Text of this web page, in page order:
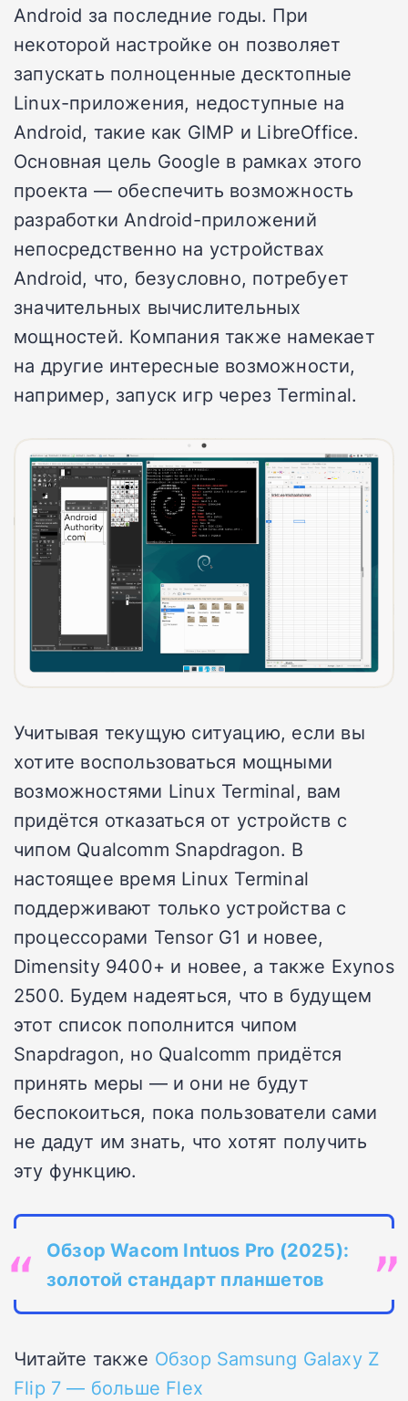
Android за последние годы. При
некоторой настройке он позволяет
запускать полноценные десктопные
Linux-приложения, недоступные на
Android, такие как GIMP и LibreOffice.
Основная цель Google в рамках этого
проекта — обеспечить возможность
разработки Android-приложений
непосредственно на устройствах
Android, что, безусловно, потребует
значительных вычислительных
мощностей. Компания также намекает
на другие интересные возможности,
например, запуск игр через Terminal.
Учитывая текущую ситуацию, если вы
хотите воспользоваться мощными
возможностями Linux Terminal, вам
придётся отказаться от устройств с
чипом Qualcomm Snapdragon. В
настоящее время Linux Terminal
поддерживают только устройства с
процессорами Tensor G1 и новее,
Dimensity 9400+ и новее, а также Exynos
2500. Будем надеяться, что в будущем
этот список пополнится чипом
Snapdragon, но Qualcomm придётся
принять меры — и они не будут
беспокоиться, пока пользователи сами
не дадут им знать, что хотят получить
эту функцию.
Обзор Wacom Intuos Pro (2025):
золотой стандарт планшетов
Читайте также Обзор Samsung Galaxy Z
Flip 7 — больше Flex